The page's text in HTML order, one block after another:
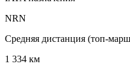
NRN
Средняя дистанция (топ-
1 334 км